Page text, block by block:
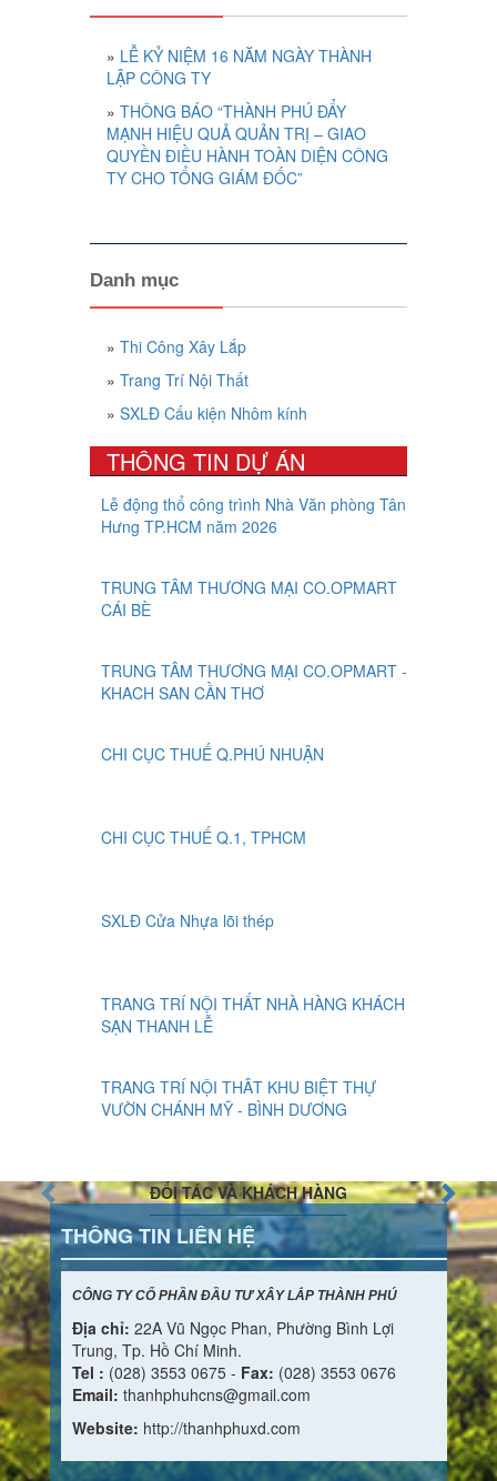
» LỄ KỶ NIỆM 16 NĂM NGÀY THÀNH
LẬP CÔNG TY
» THÔNG BÁO “THÀNH PHÚ ĐẨY
MẠNH HIỆU QUẢ QUẢN TRỊ – GIAO
QUYỀN ĐIỀU HÀNH TOÀN DIỆN CÔNG
TY CHO TỔNG GIÁM ĐỐC”
Danh mục
» Thi Công Xây Lắp
» Trang Trí Nội Thất
» SXLĐ Cấu kiện Nhôm kính
THÔNG TIN DỰ ÁN
Lễ động thổ công trình Nhà Văn phòng Tân
Hưng TP.HCM năm 2026
TRUNG TÂM THƯƠNG MẠI CO.OPMART
CÁI BÈ
TRUNG TÂM THƯƠNG MẠI CO.OPMART -
KHACH SAN CẦN THƠ
CHI CỤC THUẾ Q.PHÚ NHUẬN
CHI CỤC THUẾ Q.1, TPHCM
SXLĐ Cửa Nhựa lõi thép
TRANG TRÍ NỘI THẤT NHÀ HÀNG KHÁCH
SẠN THANH LỄ
TRANG TRÍ NỘI THÂT KHU BIỆT THỰ
VƯỜN CHÁNH MỸ - BÌNH DƯƠNG
ĐỐI TÁC VÀ KHÁCH HÀNG
THÔNG TIN LIÊN HỆ
CÔNG TY CỔ PHẦN ĐẦU TƯ XÂY LẮP THÀNH PHÚ
Địa chỉ: 22A Vũ Ngọc Phan, Phường Bình Lợi
Trung, Tp. Hồ Chí Minh.
Tel : (028) 3553 0675 - Fax: (028) 3553 0676
Email: thanhphuhcns@gmail.com
Website: http://thanhphuxd.com